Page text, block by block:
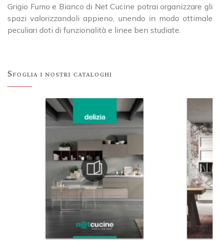
Grigio Fumo e Bianco di Net Cucine potrai organizzare gli
spazi valorizzandoli appieno, unendo in modo ottimale
peculiari doti di funzionalità e linee ben studiate.
Sfoglia i nostri cataloghi